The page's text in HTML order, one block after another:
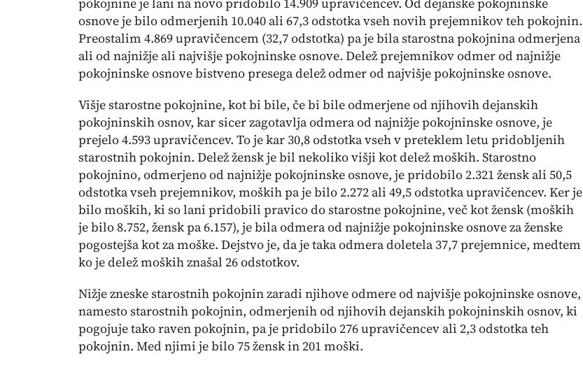
osnove je bilo odmerjenih 10.040 ali 67,3 odstotka vseh novih prejemnikov teh pokojnin.
Preostalim 4.869 upravičencem (32,7 odstotka) pa je bila starostna pokojnina odmerjena
ali od najnižje ali najvišje pokojninske osnove. Delež prejemnikov odmer od najnižje
pokojninske osnove bistveno presega delež odmer od najvišje pokojninske osnove.
Višje starostne pokojnine, kot bi bile, če bi bile odmerjene od njihovih dejanskih
pokojninskih osnov, kar sicer zagotavlja odmera od najnižje pokojninske osnove, je
prejelo 4.593 upravičencev. To je kar 30,8 odstotka vseh v preteklem letu pridobljenih
starostnih pokojnin. Delež žensk je bil nekoliko višji kot delež moških. Starostno
pokojnino, odmerjeno od najnižje pokojninske osnove, je pridobilo 2.321 žensk ali 50,5
odstotka vseh prejemnikov, moških pa je bilo 2.272 ali 49,5 odstotka upravičencev. Ker je
bilo moških, ki so lani pridobili pravico do starostne pokojnine, več kot žensk (moških
je bilo 8.752, žensk pa 6.157), je bila odmera od najnižje pokojninske osnove za ženske
pogostejša kot za moške. Dejstvo je, da je taka odmera doletela 37,7 prejemnice, medtem
ko je delež moških znašal 26 odstotkov.
Nižje zneske starostnih pokojnin zaradi njihove odmere od najvišje pokojninske osnove,
namesto starostnih pokojnin, odmerjenih od njihovih dejanskih pokojninskih osnov, ki
pogojuje tako raven pokojnin, pa je pridobilo 276 upravičencev ali 2,3 odstotka teh
pokojnin. Med njimi je bilo 75 žensk in 201 moški.